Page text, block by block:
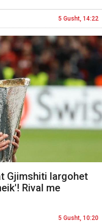
5 Gusht, 14:22
Gjimshiti largohet
Rival me
5 Gusht, 10:20